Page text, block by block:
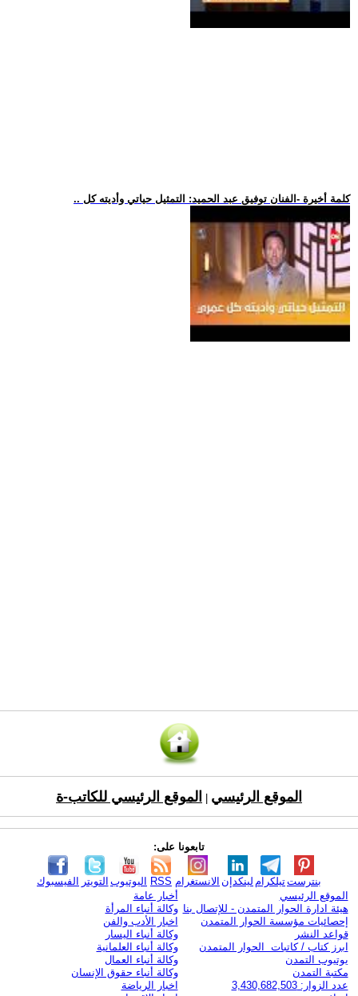
.. كلمة أخيرة -الفنان توفيق عبد الحميد: التمثيل حياتي وأديته كل
الموقع الرئيسي الموقع الرئيسي للكاتب-ة
تابعونا على:
الفيسبوك التويتر اليوتيوب RSS الانستغرام لينكدإن تيلكرامبنترست
الموقع الرئيسي
هيئة ادارة الحوار المتمدن - للإتصال بنا
إحصائيات مؤسسة الحوار المتمدن
قواعد النشر
ابرز كتاب / كاتبات الحوار المتمدن
يوتيوب التمدن
مكتبة التمدن
عدد الزوار: 3,430,682,503
أخبار عامة
وكالة أنباء المرأة
اخبار الأدب والفن
وكالة أنباء اليسار
وكالة أنباء العلمانية
وكالة أنباء العمال
وكالة أنباء حقوق الإنسان
اخبار الرياضة